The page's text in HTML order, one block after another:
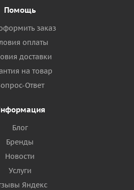
Помощь
заказ
оплаты
доставки
на товар
Ответ
Блог
Бренды
Новости
Услуги
Яндекс